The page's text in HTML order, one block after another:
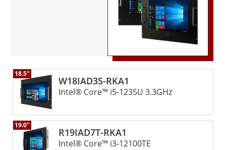
disposition pour répondre à vos questions et vous fournir
l'assistance et les conseils dont vous avez besoin pour
prendre la meilleure décision pour votre entreprise. Grâce à
notre engagement en matière de qualité, de fiabilité et de
service à la clientèle, vous pouvez être certain que vous
informatique industrielle.
W18IAD3S-RKA1
18.5"
Intel® Core™ i5-1235U 3.3GHz
R19IAD7T-RKA1
19.0"
Intel® Core™ i3-12100TE